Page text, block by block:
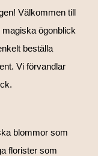
Välkommen till
ögonblick
beställa
Vi förvandlar
blommor som
florister som